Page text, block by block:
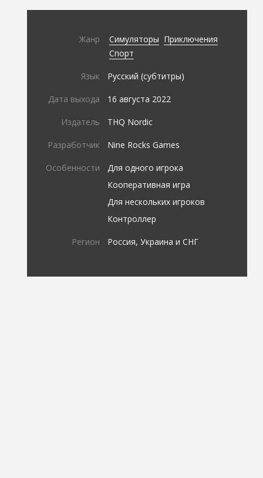
Жанр Симуляторы Приключения
Спорт
Язык Русский (субтитры)
Дата выхода 16 августа 2022
Издатель THQ Nordic
Разработчик Nine Rocks Games
Особенности
Для одного игрока
Кооперативная игра
Для нескольких игроков
Контроллер
Регион Россия, Украина и СНГ